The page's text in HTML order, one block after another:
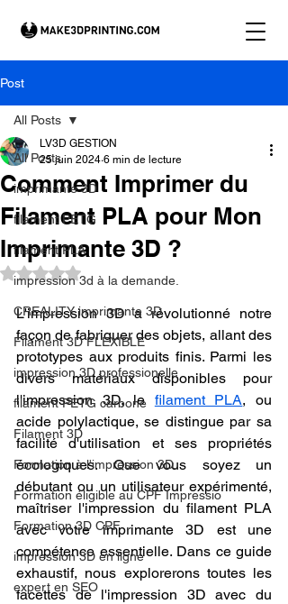
Post
All Posts
imprimante 3D
filament PETG
filament PLA
impression 3d à la demande.
CREALITY imprimante 3D
Filament 3D FLEXIBLE
impression 3D professionelle
filament PETG carbone
Filament 3D
Formation à l'impression 3D.
Formation éligible au CPF Impressio
Formation 3D CPF
impression 3D en ligne
expert en SEO
All Posts
Comment Imprimer du
Filament PLA pour Mon
Imprimante 3D ?
LV3D GESTION
25 juin 2024 6 min de lecture
Noté NaN étoiles sur 5.
L'impression 3D a révolutionné notre
façon de fabriquer des objets, allant des
prototypes aux produits finis. Parmi les
divers matériaux disponibles pour
l'impression 3D, le filament PLA, ou
acide polylactique, se distingue par sa
facilité d'utilisation et ses propriétés
écologiques. Que vous soyez un
débutant ou un utilisateur expérimenté,
maîtriser l'impression du filament PLA
avec votre imprimante 3D est une
compétence essentielle. Dans ce guide
exhaustif, nous explorerons toutes les
facettes de l'impression 3D avec du